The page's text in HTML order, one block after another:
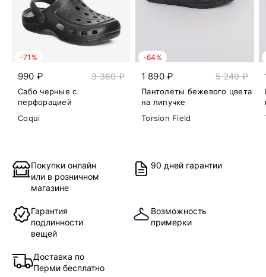
-71%
990 ₽ 3 360 ₽
Сабо черные с
перфорацией
Coqui
-64%
1 890 ₽ 5 240 ₽
Пантолеты бежевого цвета
на липучке
Torsion Field
Покупки онлайн
или в розничном
магазине
90 дней гарантии
Гарантия
подлинности
вещей
Возможность
примерки
Доставка по
Перми бесплатно